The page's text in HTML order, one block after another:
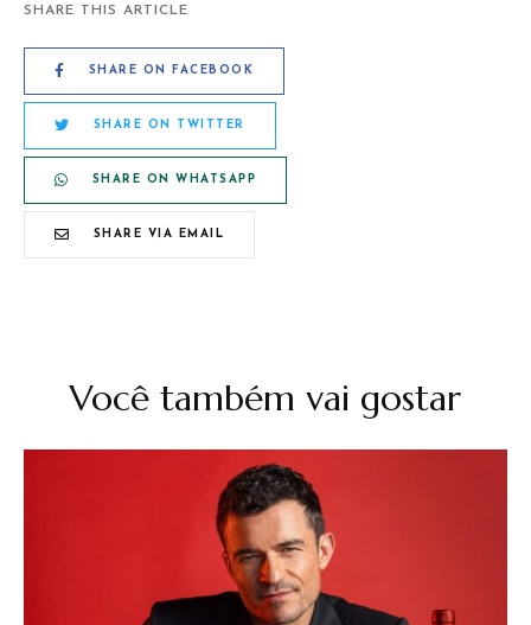
SHARE THIS ARTICLE
SHARE ON FACEBOOK
SHARE ON TWITTER
SHARE ON WHATSAPP
SHARE VIA EMAIL
Você também vai gostar